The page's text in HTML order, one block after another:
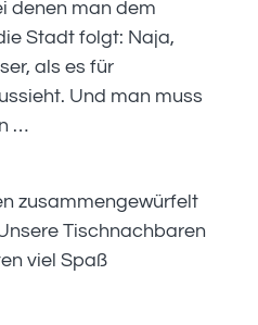
denen man dem
Stadt folgt: Naja,
als es für
Und man muss
…
zusammengewürfelt
Tischnachbaren
viel Spaß